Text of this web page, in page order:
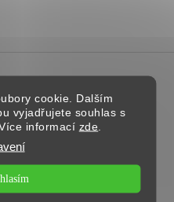
cookie. Dalším
vyjadřujete souhlas s
informací zde